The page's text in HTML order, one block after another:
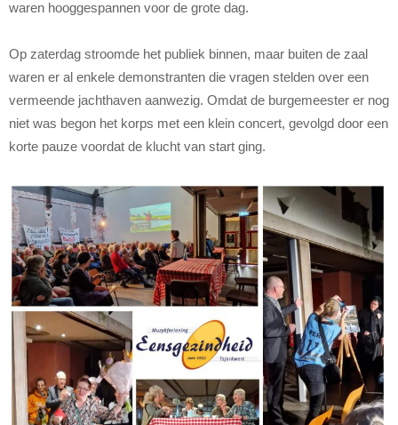
waren hooggespannen voor de grote dag.
Op zaterdag stroomde het publiek binnen, maar buiten de zaal
waren er al enkele demonstranten die vragen stelden over een
vermeende jachthaven aanwezig. Omdat de burgemeester er nog
niet was begon het korps met een klein concert, gevolgd door een
korte pauze voordat de klucht van start ging.